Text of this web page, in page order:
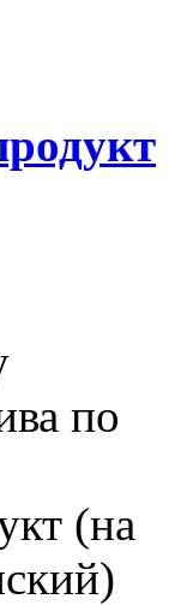
по
(на